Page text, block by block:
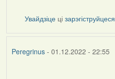
Увайдзіце цізарэгіструйцеся
Peregrinus- 01.12.2022 - 22:55